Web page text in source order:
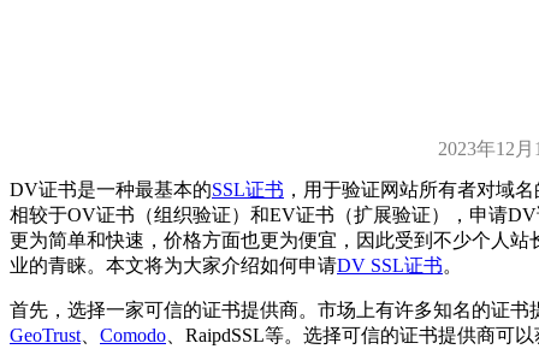
2023年12月
DV证书是一种最基本的SSL证书 ，用于验证网站所有者对域
相较于OV证书（组织验证）和EV证书（扩展验证），申请
更为简单和快速，价格方面也更为便宜，因此受到不少个人站
业的青睐。本文将为大家介绍如何申请DV SSL证书。
首先，选择一家可信的证书提供商。市场上有许多知名的证书
GeoTrust
Comodo 、RaipdSSL等。选择可信的证书提供商可